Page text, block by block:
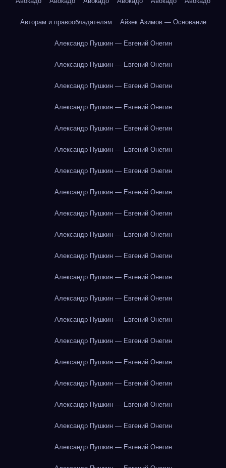
Авторам и правообладателям Айзек Азимов — Основание
Александр Пушкин — Евгений Онегин
Александр Пушкин — Евгений Онегин
Александр Пушкин — Евгений Онегин
Александр Пушкин — Евгений Онегин
Александр Пушкин — Евгений Онегин
Александр Пушкин — Евгений Онегин
Александр Пушкин — Евгений Онегин
Александр Пушкин — Евгений Онегин
Александр Пушкин — Евгений Онегин
Александр Пушкин — Евгений Онегин
Александр Пушкин — Евгений Онегин
Александр Пушкин — Евгений Онегин
Александр Пушкин — Евгений Онегин
Александр Пушкин — Евгений Онегин
Александр Пушкин — Евгений Онегин
Александр Пушкин — Евгений Онегин
Александр Пушкин — Евгений Онегин
Александр Пушкин — Евгений Онегин
Александр Пушкин — Евгений Онегин
Александр Пушкин — Евгений Онегин